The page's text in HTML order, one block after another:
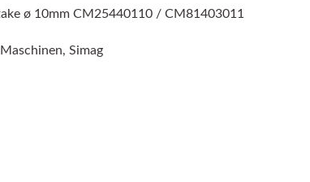
ø 10mm CM25440110 / CM81403011
Simag